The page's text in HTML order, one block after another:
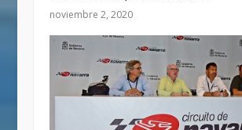
noviembre 2, 2020